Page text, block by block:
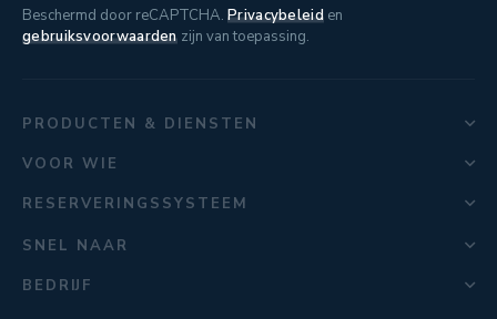
Beschermd door reCAPTCHA. Privacybeleiden
gebruiksvoorwaardenzijn van toepassing.
PRODUCTEN & DIENSTEN
VOOR WIE
RESERVERINGSSYSTEEM
SNEL NAAR
BEDRIJF